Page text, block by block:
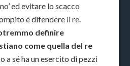
ed evitare lo scacco
è difendere il re.
definire
come quella del re
a sé ha un esercito di pezzi